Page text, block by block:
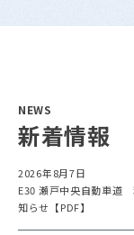
NEWS
新着情報
2026年8月7日
E30 瀬戸中央自動車道
知らせ【PDF】